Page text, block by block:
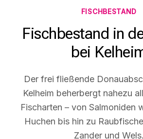
FISCHBESTAND
Fischbestand in
bei
Der frei fließende
Kelheim beherbergt nahezu
Fischarten – von Salmoniden
Huchen bis hin zu
Zander und Wels.